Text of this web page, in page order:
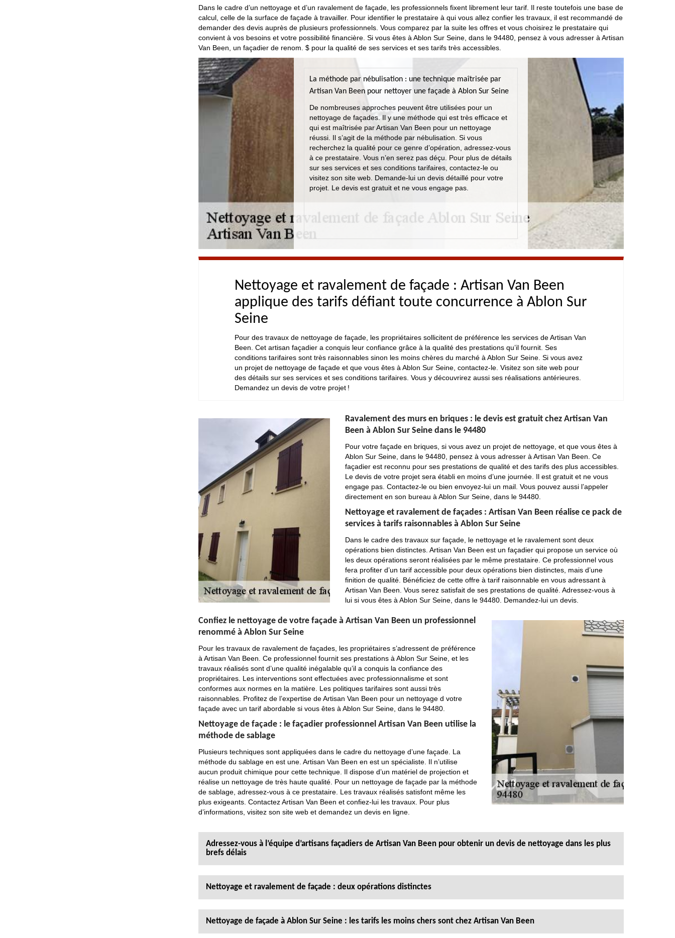
Dans le cadre d’un nettoyage et d’un ravalement de façade, les professionnels fixent librement leur tarif. Il reste toutefois une base de
calcul, celle de la surface de façade à travailler. Pour identifier le prestataire à qui vous allez confier les travaux, il est recommandé de
demander des devis auprès de plusieurs professionnels. Vous comparez par la suite les offres et vous choisirez le prestataire qui
convient à vos besoins et votre possibilité financière. Si vous êtes à Ablon Sur Seine, dans le 94480, pensez à vous adresser à Artisan
Van Been, un façadier de renom. $ pour la qualité de ses services et ses tarifs très accessibles.
La méthode par nébulisation : une technique maîtrisée par
Artisan Van Been pour nettoyer une façade à Ablon Sur Seine
De nombreuses approches peuvent être utilisées pour un
nettoyage de façades. Il y une méthode qui est très efficace et
qui est maîtrisée par Artisan Van Been pour un nettoyage
réussi. Il s’agit de la méthode par nébulisation. Si vous
recherchez la qualité pour ce genre d’opération, adressez-vous
à ce prestataire. Vous n’en serez pas déçu. Pour plus de détails
sur ses services et ses conditions tarifaires, contactez-le ou
visitez son site web. Demande-lui un devis détaillé pour votre
projet. Le devis est gratuit et ne vous engage pas.
Nettoyage et ravalement de façade : Artisan Van Been
applique des tarifs défiant toute concurrence à Ablon Sur
Seine
Pour des travaux de nettoyage de façade, les propriétaires sollicitent de préférence les services de Artisan Van
Been. Cet artisan façadier a conquis leur confiance grâce à la qualité des prestations qu’il fournit. Ses
conditions tarifaires sont très raisonnables sinon les moins chères du marché à Ablon Sur Seine. Si vous avez
un projet de nettoyage de façade et que vous êtes à Ablon Sur Seine, contactez-le. Visitez son site web pour
des détails sur ses services et ses conditions tarifaires. Vous y découvrirez aussi ses réalisations antérieures.
Demandez un devis de votre projet !
Ravalement des murs en briques : le devis est gratuit chez Artisan Van
Been à Ablon Sur Seine dans le 94480
Pour votre façade en briques, si vous avez un projet de nettoyage, et que vous êtes à
Ablon Sur Seine, dans le 94480, pensez à vous adresser à Artisan Van Been. Ce
façadier est reconnu pour ses prestations de qualité et des tarifs des plus accessibles.
Le devis de votre projet sera établi en moins d’une journée. Il est gratuit et ne vous
engage pas. Contactez-le ou bien envoyez-lui un mail. Vous pouvez aussi l’appeler
directement en son bureau à Ablon Sur Seine, dans le 94480.
Nettoyage et ravalement de façades : Artisan Van Been réalise ce pack de
services à tarifs raisonnables à Ablon Sur Seine
Dans le cadre des travaux sur façade, le nettoyage et le ravalement sont deux
opérations bien distinctes. Artisan Van Been est un façadier qui propose un service où
les deux opérations seront réalisées par le même prestataire. Ce professionnel vous
fera profiter d’un tarif accessible pour deux opérations bien distinctes, mais d’une
finition de qualité. Bénéficiez de cette offre à tarif raisonnable en vous adressant à
Artisan Van Been. Vous serez satisfait de ses prestations de qualité. Adressez-vous à
lui si vous êtes à Ablon Sur Seine, dans le 94480. Demandez-lui un devis.
Confiez le nettoyage de votre façade à Artisan Van Been un professionnel
renommé à Ablon Sur Seine
Pour les travaux de ravalement de façades, les propriétaires s’adressent de préférence
à Artisan Van Been. Ce professionnel fournit ses prestations à Ablon Sur Seine, et les
travaux réalisés sont d’une qualité inégalable qu’il a conquis la confiance des
propriétaires. Les interventions sont effectuées avec professionnalisme et sont
conformes aux normes en la matière. Les politiques tarifaires sont aussi très
raisonnables. Profitez de l’expertise de Artisan Van Been pour un nettoyage d votre
façade avec un tarif abordable si vous êtes à Ablon Sur Seine, dans le 94480.
Nettoyage de façade : le façadier professionnel Artisan Van Been utilise la
méthode de sablage
Plusieurs techniques sont appliquées dans le cadre du nettoyage d’une façade. La
méthode du sablage en est une. Artisan Van Been en est un spécialiste. Il n’utilise
aucun produit chimique pour cette technique. Il dispose d’un matériel de projection et
réalise un nettoyage de très haute qualité. Pour un nettoyage de façade par la méthode
de sablage, adressez-vous à ce prestataire. Les travaux réalisés satisfont même les
plus exigeants. Contactez Artisan Van Been et confiez-lui les travaux. Pour plus
d’informations, visitez son site web et demandez un devis en ligne.
Adressez-vous à l’équipe d’artisans façadiers de Artisan Van Been pour obtenir un devis de nettoyage dans les plus
brefs délais
Nettoyage et ravalement de façade : deux opérations distinctes
Nettoyage de façade à Ablon Sur Seine : les tarifs les moins chers sont chez Artisan Van Been